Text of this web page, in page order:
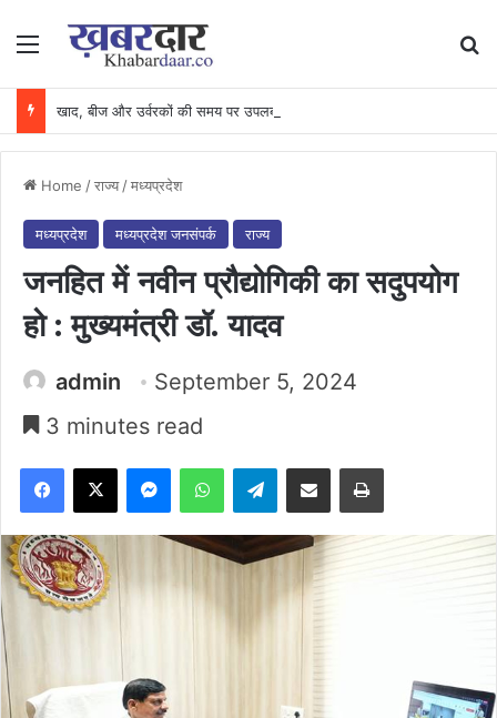
Menu
Home /राज्य /मध्यप्रदेश
मध्यप्रदेश मध्यप्रदेश जनसंपर्क राज्य
जनहित में नवीन प्रौद्योगिकी का सदुपयोग
हो : मुख्यमंत्री डॉ. यादव
admin
September 5, 2024
3 minutes read
Facebook
X MessengerWhatsAppTelegramShare via Email Print